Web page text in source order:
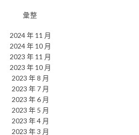
彙整
2024 年 11 月
2024 年 10 月
2023 年 11 月
2023 年 10 月
2023 年 8 月
2023 年 7 月
2023 年 6 月
2023 年 5 月
2023 年 4 月
2023 年 3 月